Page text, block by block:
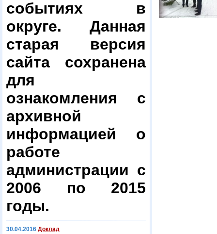
событиях в
округе. Данная
старая версия
сайта сохранена
для
ознакомления с
архивной
информацией о
работе
администрации с
2006 по 2015
годы.
30.04.2016 Доклад